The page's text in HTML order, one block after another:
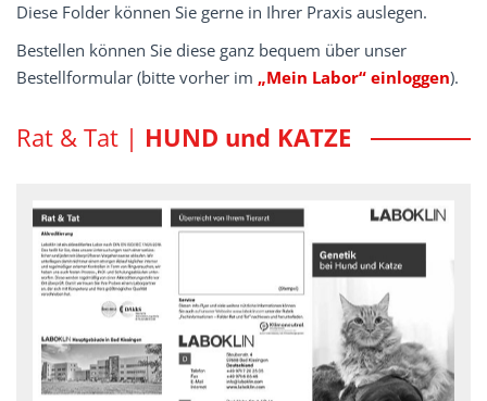
Diese Folder können Sie gerne in Ihrer Praxis auslegen.
Bestellen können Sie diese ganz bequem über unser
Bestellformular (bitte vorher im „Mein Labor“ einloggen).
Rat & Tat | HUND und KATZE
Genetik bei Hund und Katze
LABOGEN bietet mittlerweile über 300 genetische Untersuchungen
für Erbkrankheiten und Fellfarben sowie die Erstellung von DNA-
Profilen für Hund und Katze an.